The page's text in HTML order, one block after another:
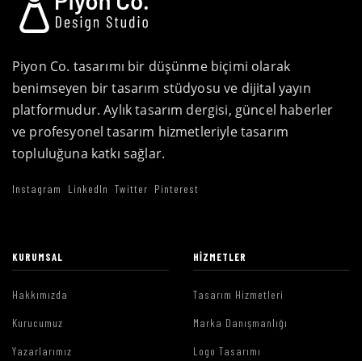
Piyon Co. tasarımı bir düşünme biçimi olarak
benimseyen bir tasarım stüdyosu ve dijital yayın
platformudur. Aylık tasarım dergisi, güncel haberler
ve profesyonel tasarım hizmetleriyle tasarım
topluluğuna katkı sağlar.
Instagram LinkedIn Twitter Pinterest
KURUMSAL
Hakkımızda
Kurucumuz
Yazarlarımız
HIZMETLER
Tasarım Hizmetleri
Marka Danışmanlığı
Logo Tasarımı